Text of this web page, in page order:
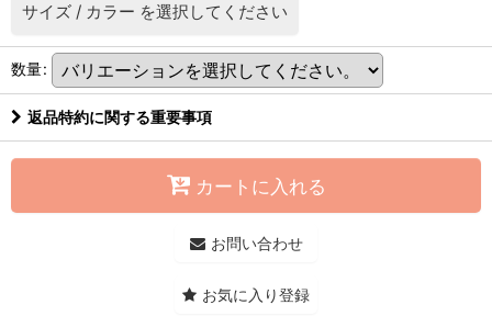
サイズ / カラー を選択してください
数量:
返品特約に関する重要事項
カートに入れる
お問い合わせ
お気に入り登録